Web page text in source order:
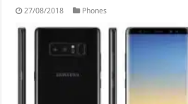
27/08/2018 Phones